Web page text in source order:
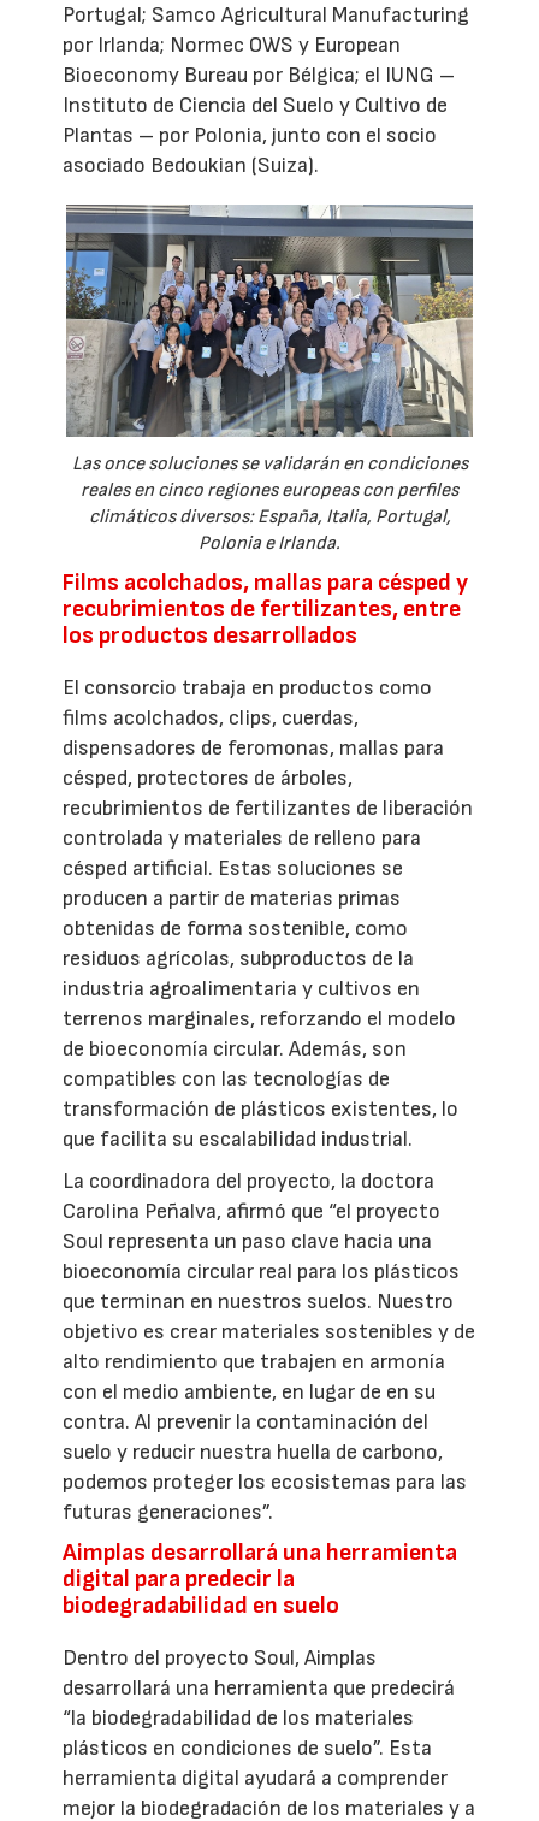
Portugal; Samco Agricultural Manufacturing
por Irlanda; Normec OWS y European
Bioeconomy Bureau por Bélgica; el IUNG –
Instituto de Ciencia del Suelo y Cultivo de
Plantas – por Polonia, junto con el socio
asociado Bedoukian (Suiza).
Las once soluciones se validarán en condiciones
reales en cinco regiones europeas con perfiles
climáticos diversos: España, Italia, Portugal,
Polonia e Irlanda.
Films acolchados, mallas para césped y
recubrimientos de fertilizantes, entre
los productos desarrollados
El consorcio trabaja en productos como
films acolchados, clips, cuerdas,
dispensadores de feromonas, mallas para
césped, protectores de árboles,
recubrimientos de fertilizantes de liberación
controlada y materiales de relleno para
césped artificial. Estas soluciones se
producen a partir de materias primas
obtenidas de forma sostenible, como
residuos agrícolas, subproductos de la
industria agroalimentaria y cultivos en
terrenos marginales, reforzando el modelo
de bioeconomía circular. Además, son
compatibles con las tecnologías de
transformación de plásticos existentes, lo
que facilita su escalabilidad industrial.
La coordinadora del proyecto, la doctora
Carolina Peñalva, afirmó que “el proyecto
Soul representa un paso clave hacia una
bioeconomía circular real para los plásticos
que terminan en nuestros suelos. Nuestro
objetivo es crear materiales sostenibles y de
alto rendimiento que trabajen en armonía
con el medio ambiente, en lugar de en su
contra. Al prevenir la contaminación del
suelo y reducir nuestra huella de carbono,
podemos proteger los ecosistemas para las
futuras generaciones”.
Aimplas desarrollará una herramienta
digital para predecir la
biodegradabilidad en suelo
Dentro del proyecto Soul, Aimplas
desarrollará una herramienta que predecirá
“la biodegradabilidad de los materiales
plásticos en condiciones de suelo”. Esta
herramienta digital ayudará a comprender
mejor la biodegradación de los materiales y a